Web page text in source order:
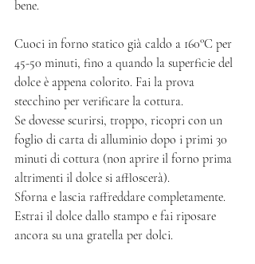
bene.
Cuoci in forno statico già caldo a 160°C per
45-50 minuti, fino a quando la superficie del
dolce è appena colorito. Fai la prova
stecchino per verificare la cottura.
Se dovesse scurirsi, troppo, ricopri con un
foglio di carta di alluminio dopo i primi 30
minuti di cottura (non aprire il forno prima
altrimenti il dolce si affloscerà).
Sforna e lascia raffreddare completamente.
Estrai il dolce dallo stampo e fai riposare
ancora su una gratella per dolci.